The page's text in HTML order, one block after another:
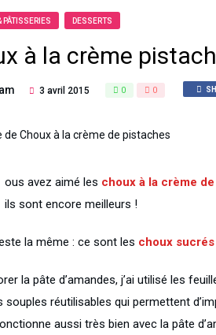
PÂTISSERIES DESSERTS
à la crème
3 avril 2015 0 0
ous avez aimé les choux à la crème
ils sont encore meilleurs !
la même : ce sont les choux
la pâte d’amandes, j’ai utilisé les
souples réutilisables qui permettent
aussi très bien avec la pâte